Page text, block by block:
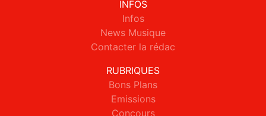
INFOS
Infos
News Musique
Contacter la rédac
RUBRIQUES
Bons Plans
Emissions
Concours